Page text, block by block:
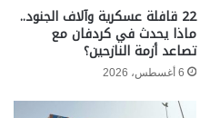
22 قافلة عسكرية وآلاف الجنود..
ماذا يحدث في كردفان مع
تصاعد أزمة النازحين؟
6 أغسطس، 2026